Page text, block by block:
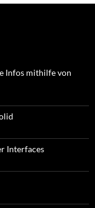
Infos mithilfe von
Interfaces